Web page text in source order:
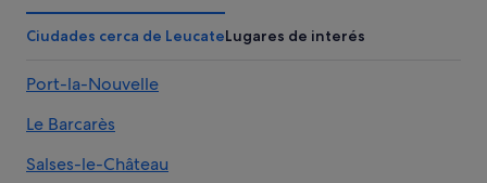
Campings de caravanas en Salses-le-Château
Hoteles con gimnasio en Le Barcarès
Campings de caravanas en Sigean
Casas de huéspedes en Le Barcarès
Ciudades cerca de LeucateLugares de interés
Port-la-Nouvelle
Le Barcarès
Salses-le-Château